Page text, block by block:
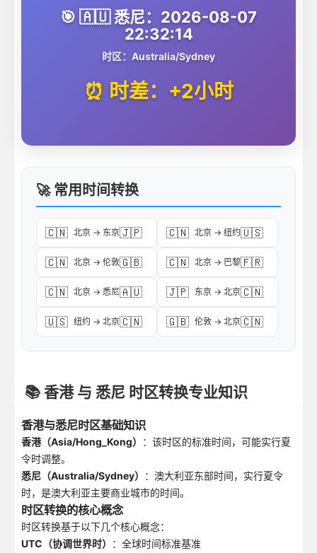
🎯 🇦🇺 悉尼：2026-08-07
22:32:14
时区：Australia/Sydney
⏰ 时差：+2小时
🚀 常用时间转换
🇨🇳 北京 → 东京🇯🇵 🇨🇳 北京 → 纽约🇺🇸
🇨🇳 北京 → 伦敦🇬🇧 🇨🇳 北京 → 巴黎🇫🇷
🇨🇳 北京 → 悉尼🇦🇺 🇯🇵 东京 → 北京🇨🇳
🇺🇸 纽约 → 北京🇨🇳 🇬🇧 伦敦 → 北京🇨🇳
📚 香港 与 悉尼 时区转换专业知识
香港与悉尼时区基础知识
香港（Asia/Hong_Kong）
：该时区的标准时间，可能实行夏
令时调整。
悉尼（Australia/Sydney）
：澳大利亚东部时间，实行夏令
时，是澳大利亚主要商业城市的时间。
时区转换的核心概念
时区转换基于以下几个核心概念：
UTC（协调世界时）
：全球时间标准基准